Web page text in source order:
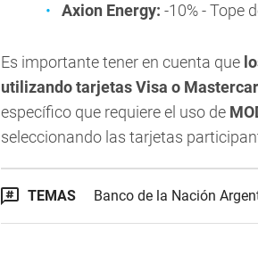
Axion Energy: -10% - Tope
Es importante tener en cuenta que
utilizando tarjetas Visa o
específico que requiere el uso de
seleccionando las tarjetas
TEMAS Banco de la Nación